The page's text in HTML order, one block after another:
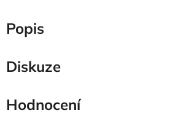
Popis
Diskuze
Hodnocení